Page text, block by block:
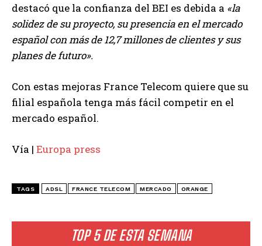
TOP 5 DE ESTA SEMANA
destacó que la confianza del BEI es debida a «la
solidez de su proyecto, su presencia en el mercado
español con más de 12,7 millones de clientes y sus
planes de futuro».
Con estas mejoras France Telecom quiere que su
filial española tenga más fácil competir en el
mercado español.
Vía | Europa press
TAGS ADSL FRANCE TELECOM MERCADO ORANGE